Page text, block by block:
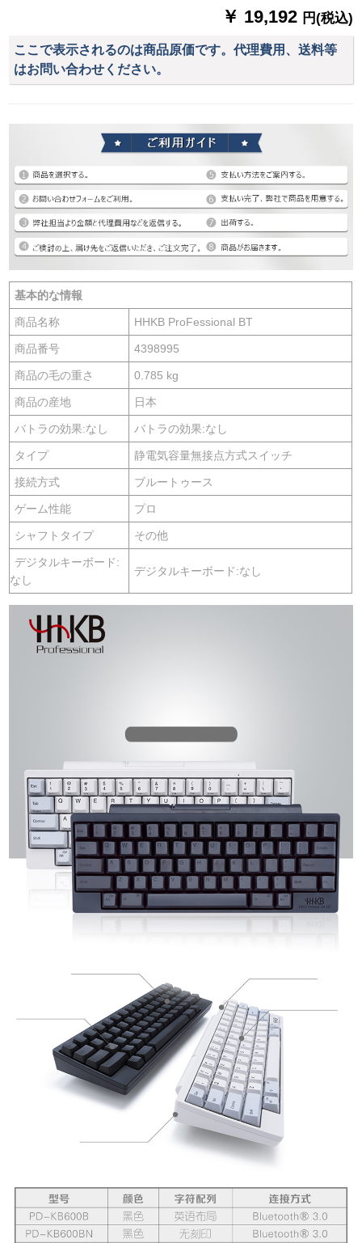
￥ 19,192 円(税込)
ここで表示されるのは商品原価です。代理費用、送料等
はお問い合わせください。
基本的な情報
商品名称 HHKB ProFessional BT
商品番号 4398995
商品の毛の重さ 0.785 kg
商品の産地 日本
バトラの効果:なし バトラの効果:なし
タイプ 静電気容量無接点方式スイッチ
接続方式 ブルートゥース
ゲーム性能 プロ
シャフトタイプ その他
デジタルキーボード:
なし
デジタルキーボード:なし